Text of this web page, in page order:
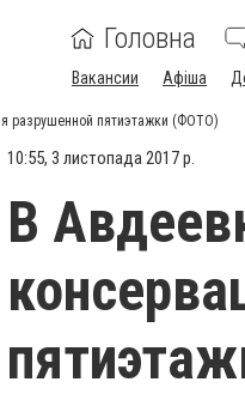
Головна
Вакансии Афіша
разрушенной пятиэтажки (ФОТО)
10:55, 3 листопада 2017 р.
В